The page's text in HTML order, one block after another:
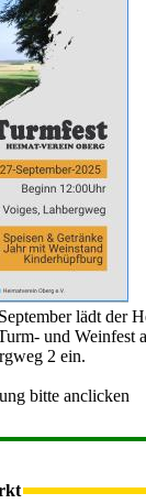
lädt der
und Weinfest
2 ein.
bitte anclicken